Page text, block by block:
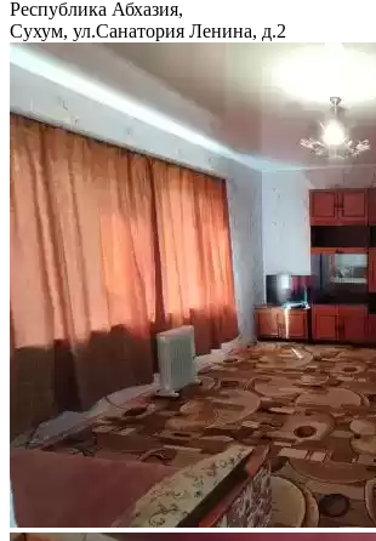
Республика Абхазия,
Сухум, ул.Санатория Ленина, д.2